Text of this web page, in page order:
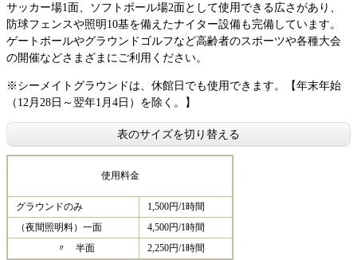
サッカー場1面、ソフトボール場2面として使用できる広さがあり、
防球フェンスや照明10基を備えたナイター設備も完備しています。
ゲートボールやグラウンドゴルフなど高齢者のスポーツや各種大会
の開催などさまざまにご利用ください。
※シーメイトグラウンドは、休館日でも使用できます。【年末年始
（12月28日～翌年1月4日）を除く。】
表のサイズを切り替える
使用料金
グラウンドのみ
1,500円/1時間
（夜間照明料）一面
4,500円/1時間
〃 半面
2,250円/1時間